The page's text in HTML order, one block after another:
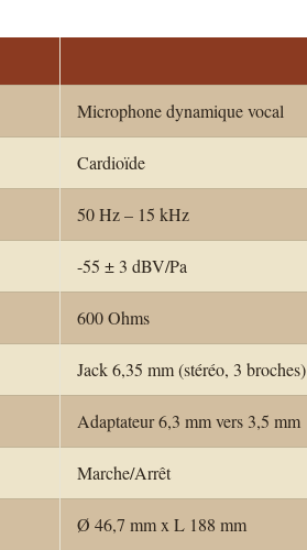
Microphone dynamique vocal
Cardioïde
50 Hz – 15 kHz
-55 ± 3 dBV/Pa
600 Ohms
Jack 6,35 mm (stéréo, 3 broches)
Adaptateur 6,3 mm vers 3,5 mm
Marche/Arrêt
Ø 46,7 mm x L 188 mm